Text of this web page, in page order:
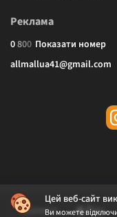
Цей веб-сайт
Ви можете
Реклама
0800 Показати номер
allmallua41@gmail.com